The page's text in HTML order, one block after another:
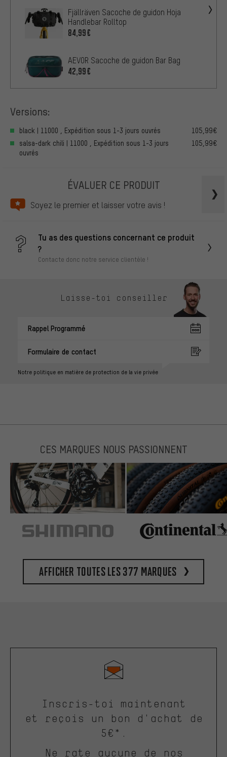
Fjällräven Sacoche de guidon Hoja
Handlebar Rolltop
84,99€
AEVOR Sacoche de guidon Bar Bag
42,99€
Versions:
black | 11000 , Expédition sous 1-3 jours ouvrés
105,99€
salsa-dark chili | 11000 , Expédition sous 1-3 jours
ouvrés
105,99€
ÉVALUER CE PRODUIT
Soyez le premier et laisser votre avis !
Tu as des questions concernant ce produit
?
Contacte donc notre service clientèle !
Laisse-toi conseiller
Rappel Programmé
Formulaire de contact
Notre politique en matière de protection de la vie privée
CES MARQUES NOUS PASSIONNENT
Afficher toutes les 377 marques
Inscris-toi maintenant
et reçois un bon d'achat de
5€*.
Ne rate aucune de nos